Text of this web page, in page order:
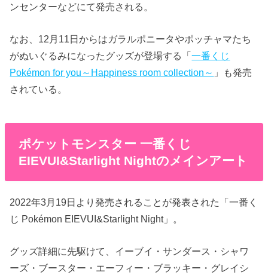
ンセンターなどにて発売される。
なお、12月11日からはガラルポニータやポッチャマたち
がぬいぐるみになったグッズが登場する「一番くじ
Pokémon for you～Happiness room collection～ 」も発売
されている。
ポケットモンスター 一番くじ
EIEVUI&Starlight Nightのメインアート
2022年3月19日より発売されることが発表された「一番く
じ Pokémon EIEVUI&Starlight Night」。
グッズ詳細に先駆けて、イーブイ・サンダース・シャワ
ーズ・ブースター・エーフィー・ブラッキー・グレイシ